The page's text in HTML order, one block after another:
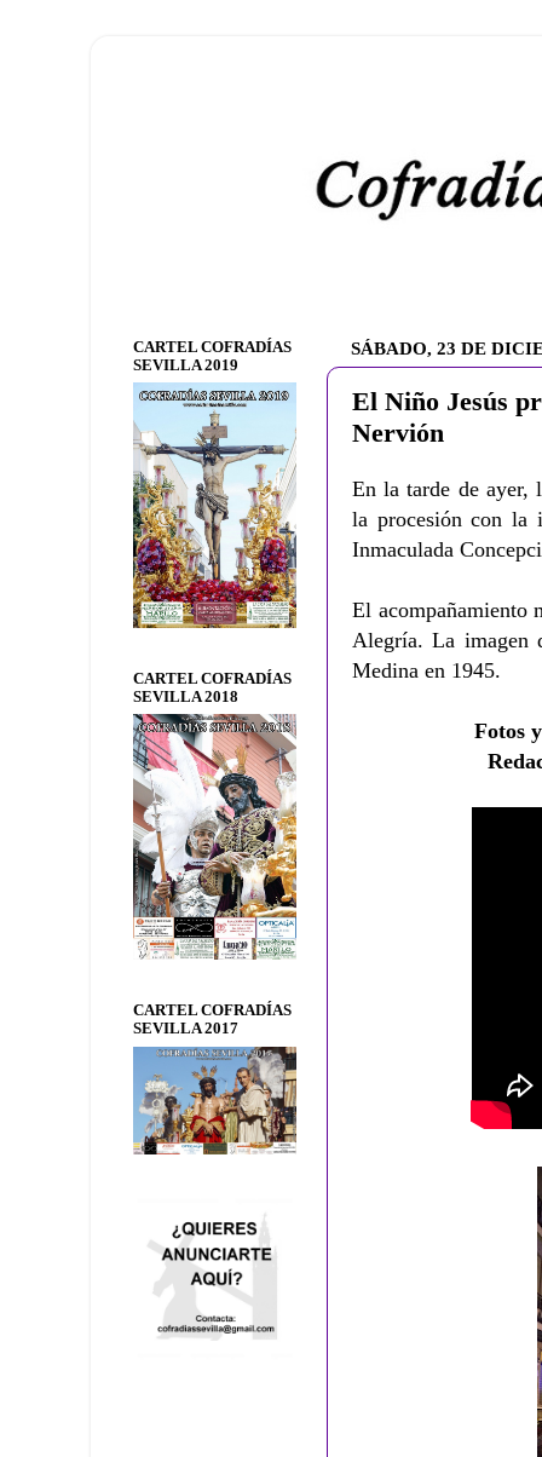
SÁBADO, 23 DE
El Niño Jesús
Nervión
En la tarde de ayer,
la procesión con la
Inmaculada
El acompañamiento
Alegría. La imagen
Medina en 1945.
Fotos
CARTEL COFRADÍAS
SEVILLA 2019
CARTEL COFRADÍAS
SEVILLA 2018
CARTEL COFRADÍAS
SEVILLA 2017